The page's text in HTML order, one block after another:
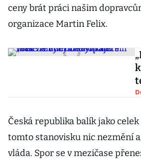
ceny brát práci našim
organizace Martin Felix.
Česká republika balík jako
tomto stanovisku nic nezmění
vláda. Spor se v mezičase